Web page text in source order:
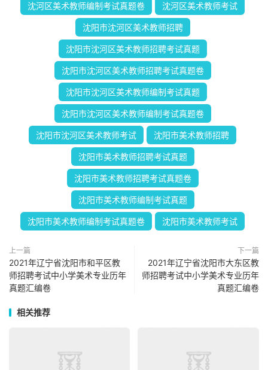
沈河区美术教师编制考试真题卷 沈河区美术教师考试
沈阳市沈河区美术教师招聘
沈阳市沈河区美术教师招聘考试真题
沈阳市沈河区美术教师招聘考试真题卷
沈阳市沈河区美术教师编制考试真题
沈阳市沈河区美术教师编制考试真题卷
沈阳市沈河区美术教师考试 沈阳市美术教师招聘
沈阳市美术教师招聘考试真题
沈阳市美术教师招聘考试真题卷
沈阳市美术教师编制考试真题
沈阳市美术教师编制考试真题卷 沈阳市美术教师考试
上一篇
2021年辽宁省沈阳市和平区教
师招聘考试中小学美术专业历年
真题汇编卷
下一篇
2021年辽宁省沈阳市大东区教
师招聘考试中小学美术专业历年
真题汇编卷
相关推荐